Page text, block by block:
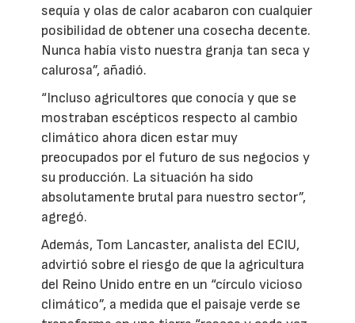
sequía y olas de calor acabaron con cualquier
posibilidad de obtener una cosecha decente.
Nunca había visto nuestra granja tan seca y
calurosa”, añadió.
“Incluso agricultores que conocía y que se
mostraban escépticos respecto al cambio
climático ahora dicen estar muy
preocupados por el futuro de sus negocios y
su producción. La situación ha sido
absolutamente brutal para nuestro sector”,
agregó.
Además, Tom Lancaster, analista del ECIU,
advirtió sobre el riesgo de que la agricultura
del Reino Unido entre en un “círculo vicioso
climático”, a medida que el paisaje verde se